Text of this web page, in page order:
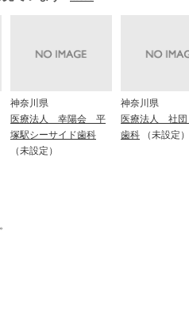
神奈川県
医療法人 幸陽会 平
塚駅シーサイド歯科
（未設定）
神奈川県
医療法人 社
歯科
（未設定）